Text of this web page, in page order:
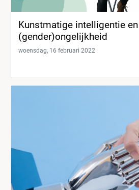
Kunstmatige intelligentie
(gender)ongelijkheid
woensdag, 16 februari 2022